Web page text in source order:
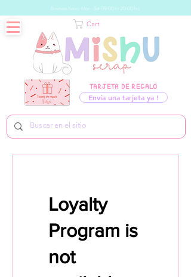
Business hours: Mon - Sat 09:00 to 20:00 hrs
TARJETA DE REGALO
Envía una tarjeta ya !
Cart
Loyalty
Program is
not